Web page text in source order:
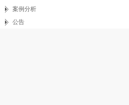
案例分析
公告